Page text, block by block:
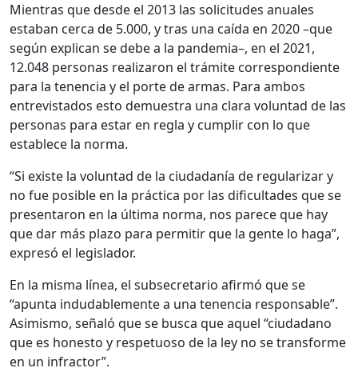
Mientras que desde el 2013 las solicitudes anuales
estaban cerca de 5.000, y tras una caída en 2020 –que
según explican se debe a la pandemia–, en el 2021,
12.048 personas realizaron el trámite correspondiente
para la tenencia y el porte de armas. Para ambos
entrevistados esto demuestra una clara voluntad de las
personas para estar en regla y cumplir con lo que
establece la norma.
“Si existe la voluntad de la ciudadanía de regularizar y
no fue posible en la práctica por las dificultades que se
presentaron en la última norma, nos parece que hay
que dar más plazo para permitir que la gente lo haga”,
expresó el legislador.
En la misma línea, el subsecretario afirmó que se
“apunta indudablemente a una tenencia responsable”.
Asimismo, señaló que se busca que aquel “ciudadano
que es honesto y respetuoso de la ley no se transforme
en un infractor”.